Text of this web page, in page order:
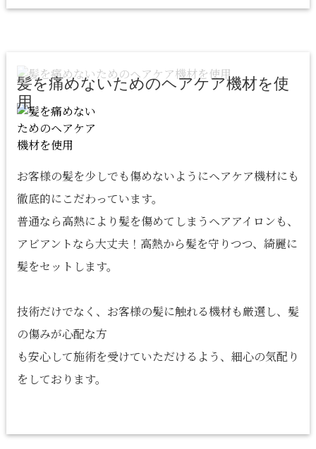
髪を痛めないためのヘアケア機材を使
用
お客様の髪を少しでも傷めないようにヘアケア機材にも
徹底的にこだわっています。
普通なら高熱により髪を傷めてしまうヘアアイロンも、
アビアントなら大丈夫！高熱から髪を守りつつ、綺麗に
髪をセットします。
技術だけでなく、お客様の髪に触れる機材も厳選し、髪
の傷みが心配な方
も安心して施術を受けていただけるよう、細心の気配り
をしております。